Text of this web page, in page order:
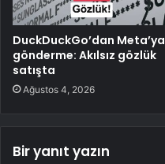
DuckDuckGo’dan Meta’ya
gönderme: Akılsız gözlük
satışta
Ağustos 4, 2026
Bir yanıt yazın